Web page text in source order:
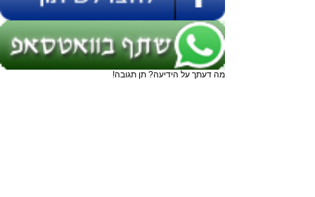
מה דעתך על הידיעה? תן תגובה!